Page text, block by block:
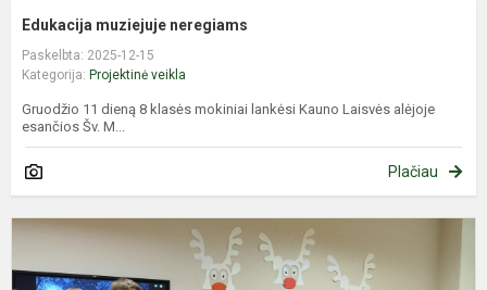
Edukacija muziejuje neregiams
Paskelbta: 2025-12-15
Kategorija: Projektinė veikla
Gruodžio 11 dieną 8 klasės mokiniai lankėsi Kauno Laisvės alėjoje
esančios Šv. M...
Plačiau